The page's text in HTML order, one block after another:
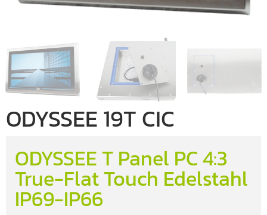
ODYSSEE 19T CIC
ODYSSEE T Panel PC 4:3
True-Flat Touch Edelstahl
IP69-IP66